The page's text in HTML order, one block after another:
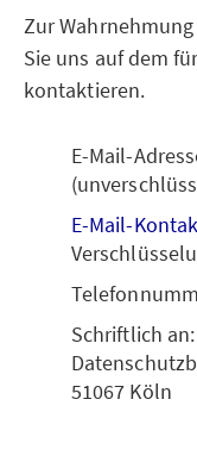
Zur
Sie uns auf dem
kontaktieren.
E-Mail-
E-Mail-
Schriftlich an:
51067 Köln